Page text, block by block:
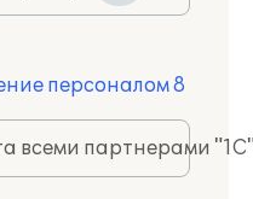
персоналом 8
всеми партнерами